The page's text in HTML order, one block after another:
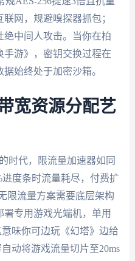
网，规避嗅探器抓包；
中间人攻击。当你在柏
游》，密钥交换过程在
始终处于加密沙箱。
宽资源分配艺
时代，限流量加速器如同
度条时流量耗尽，付费扩
限流量方案需要底层架构
专用游戏光端机，单用
味你可边玩《幻塔》边给
动将游戏流量切片至20ms